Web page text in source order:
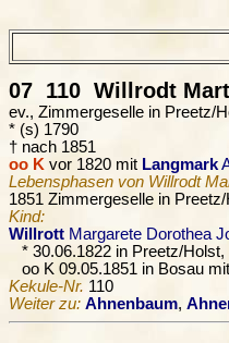
07 110 Willrodt
ev., Zimmergeselle in Preetz/
* (s) 1790
† nach 1851
oo K vor 1820 mit Langmark
Lebensphasen von Willrodt
1851 Zimmergeselle in Preetz/
Kind:
Willrott Margarete Dorothea
* 30.06.1822 in Preetz/
oo K 09.05.1851 in Bosau mit
Kekule-Nr. 110
Weiter zu: Ahnenbaum,